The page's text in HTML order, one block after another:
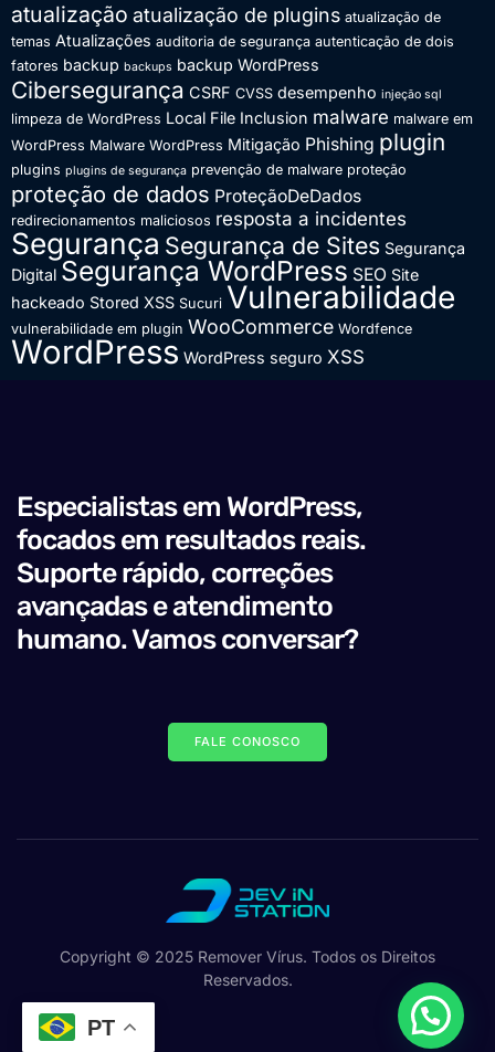
atualização atualização de plugins atualização de
temas Atualizações auditoria de segurança autenticação de dois
fatores backup backups backup WordPress
Cibersegurança CSRF CVSS desempenho injeção sql
limpeza de WordPress Local File Inclusion malware malware em
WordPress Malware WordPress Mitigação Phishing plugin
plugins plugins de segurança prevenção de malware proteção
proteção de dados ProteçãoDeDados
redirecionamentos maliciosos resposta a incidentes
Segurança Segurança de Sites Segurança
Digital Segurança WordPress SEO Site
hackeado Stored XSS Sucuri Vulnerabilidade
vulnerabilidade em plugin WooCommerce Wordfence
WordPress WordPress seguro XSS
Especialistas em WordPress,
focados em resultados reais.
Suporte rápido, correções
avançadas e atendimento
humano. Vamos conversar?
FALE CONOSCO
Copyright © 2025 Remover Vírus. Todos os Direitos
Reservados.
PT